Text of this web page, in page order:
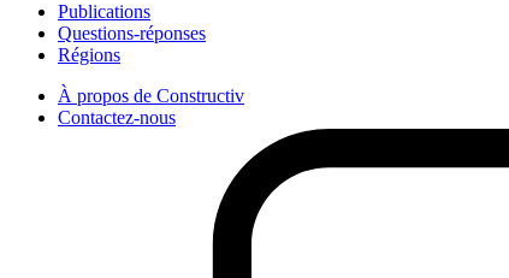
Publications
Questions-réponses
Régions
À propos de Constructiv
Contactez-nous